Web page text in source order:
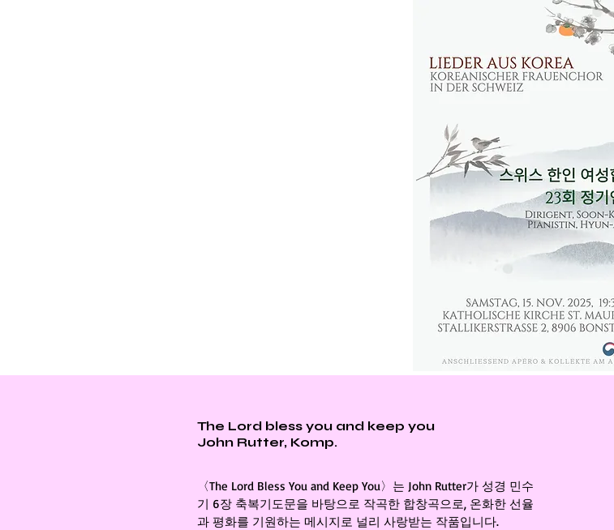
The Lord bless you and keep you
John Rutter, Komp.
〈The Lord Bless You and Keep You〉는 John Rutter가 성경 민수
기 6장 축복기도문을 바탕으로 작곡한 합창곡으로, 온화한 선율
과 평화를 기원하는 메시지로 널리 사랑받는 작품입니다.